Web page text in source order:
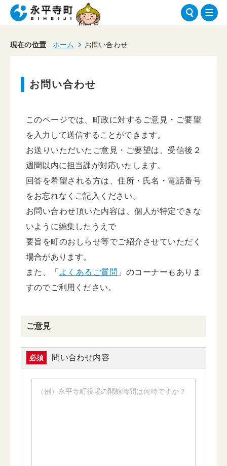
現在の位置 ホーム お問い合わせ
お問い合わせ
このページでは、町政に対するご意見・ご要望
を入力して送信することができます。
お送りいただいたご意見・ご要望は、受信後２
週間以内に担当課が対応いたします。
回答を希望される方は、住所・氏名・電話番号
をお忘れなくご記入ください。
お問い合わせ頂いた内容は、個人が特定できな
いように編集したうえで
要旨を町のおしらせ等でご紹介させていただく
場合があります。
また、「 よくあるご質問 」のコーナーもありま
すのでご利用ください。
ご意見
必須 問い合わせ内容